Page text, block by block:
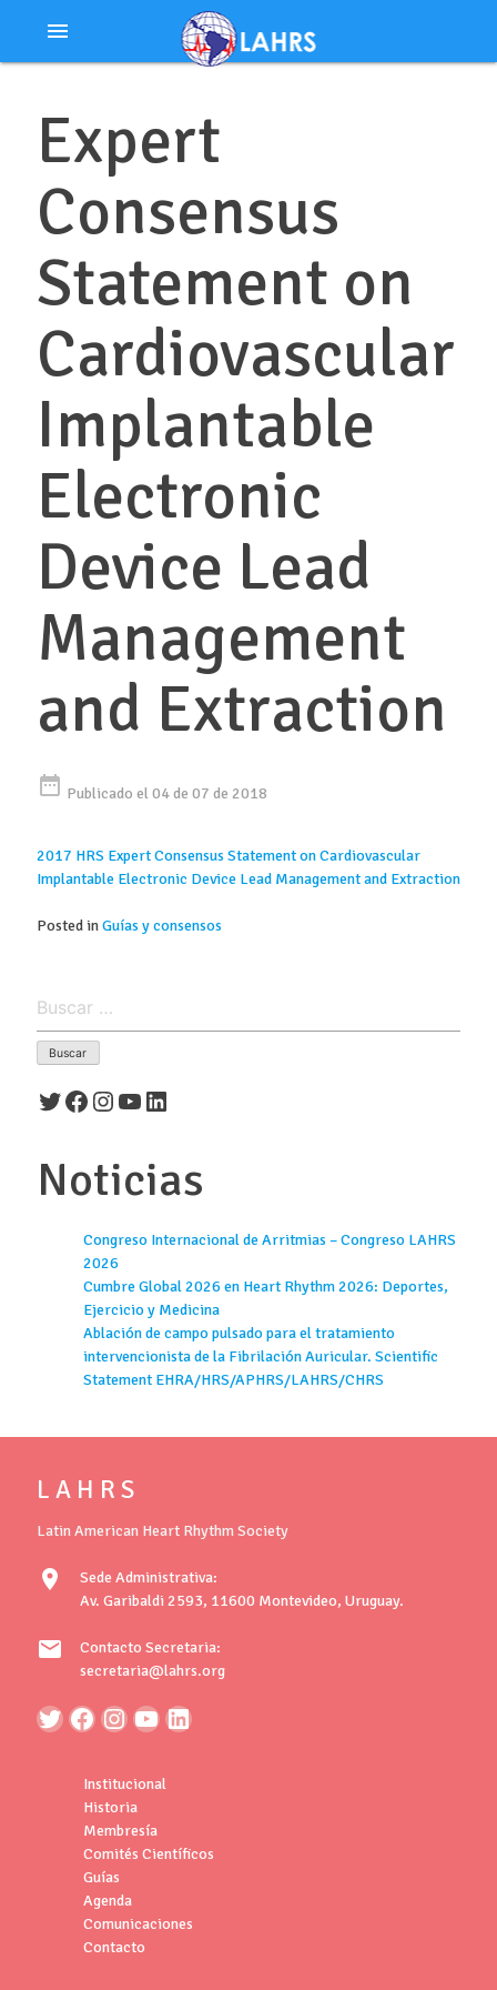
menu
Expert
Consensus
Statement on
Cardiovascular
Implantable
Electronic
Device Lead
Management
and Extraction
date_range Publicado el 04 de 07 de 2018
2017 HRS Expert Consensus Statement on Cardiovascular
Implantable Electronic Device Lead Management and Extraction
Posted inGuías y consensos
Twitter
Facebook
Instagram
YouTube
LinkedIn
Noticias
Congreso Internacional de Arritmias – Congreso LAHRS
2026
Cumbre Global 2026 en Heart Rhythm 2026: Deportes,
Ejercicio y Medicina
Ablación de campo pulsado para el tratamiento
intervencionista de la Fibrilación Auricular. Scientific
Statement EHRA/HRS/APHRS/LAHRS/CHRS
L A H R S
Latin American Heart Rhythm Society
location_on
Sede Administrativa:
Av. Garibaldi 2593, 11600 Montevideo, Uruguay.
mail
Contacto Secretaria:
secretaria@lahrs.org
Institucional
Historia
Membresía
Comités Científicos
Guías
Agenda
Comunicaciones
Contacto